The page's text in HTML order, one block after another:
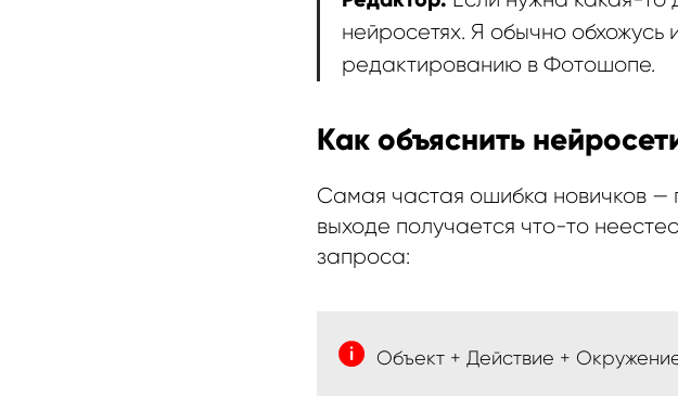
нейросетях. Я обычно
редактированию в Фотошопе.
Как объяснить
Самая частая ошибка новичков —
выходе получается что-то
запроса:
Объект + Действие +